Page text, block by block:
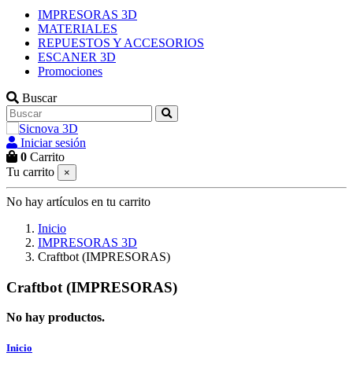
IMPRESORAS 3D
MATERIALES
REPUESTOS Y ACCESORIOS
ESCANER 3D
Promociones
Buscar
Iniciar sesión
0 Carrito
Tu carrito
×
No hay artículos en tu carrito
Inicio
IMPRESORAS 3D
Craftbot (IMPRESORAS)
Craftbot (IMPRESORAS)
No hay productos.
Inicio